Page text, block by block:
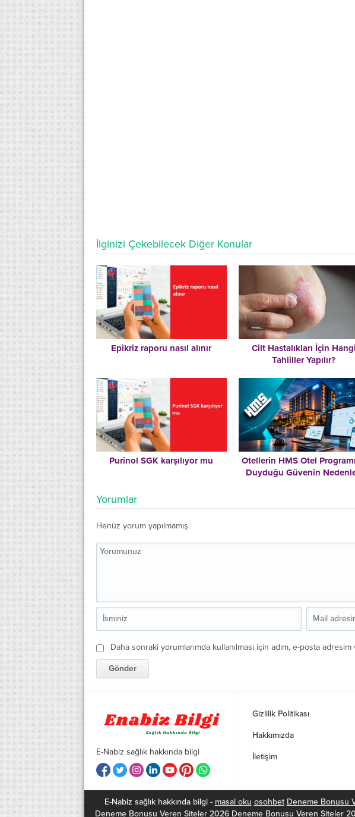
İlginizi Çekebilecek Diğer Konular
Epikriz raporu nasıl alınır
Cilt Hastalıkları İçin Hangi
Tahliller Yapılır?
Purinol SGK karşılıyor mu
Otellerin HMS Otel
Duyduğu Güvenin
Yorumlar
Henüz yorum yapılmamış.
Daha sonraki yorumlarımda kullanılması için adım, e-posta
E-Nabiz sağlık hakkında bilgi
Gizlilik Politikası
Hakkımızda
İletişim
E-Nabiz sağlık hakkında bilgi - masal oku osohbet Deneme Bonusu
Deneme Bonusu Veren Siteler 2026 Deneme Bonusu Veren Siteler